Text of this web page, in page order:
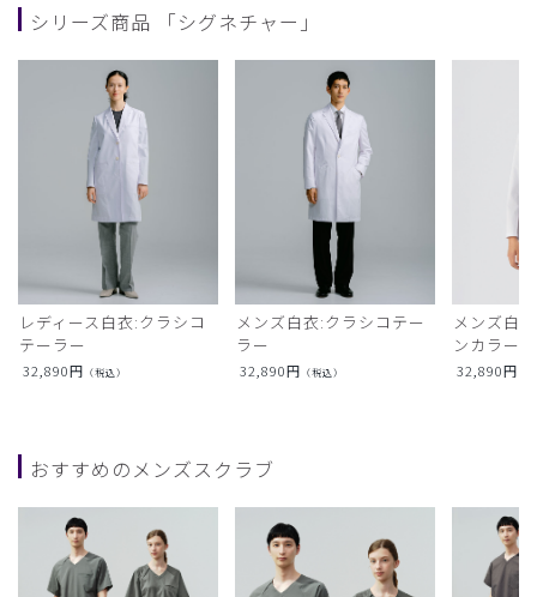
シリーズ商品 「シグネチャー」
レディース白衣:クラシコ
テーラー
32,890円 （税込）
メンズ白衣:クラシコテー
ラー
32,890円 （税込）
メンズ白
ンカラー
32,890円
おすすめのメンズスクラブ